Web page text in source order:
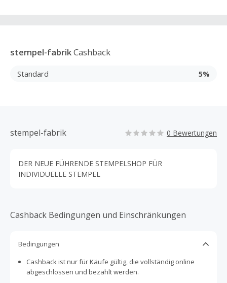
stempel-fabrikCashback
Standard 5%
stempel-fabrik 0 Bewertungen
DER NEUE FÜHRENDE STEMPELSHOP FÜR
INDIVIDUELLE STEMPEL
Cashback Bedingungen und Einschränkungen
Bedingungen
Cashback ist nur für Käufe gültig, die vollständig online
abgeschlossen und bezahlt werden.